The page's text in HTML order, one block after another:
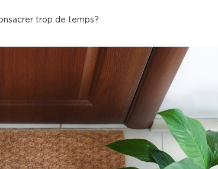
trop de temps?